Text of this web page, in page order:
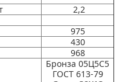
2,2
975
430
968
Бронза 05Ц5С5
ГОСТ 613-79